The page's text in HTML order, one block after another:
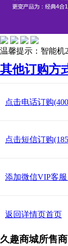
温馨提示：智能机
其他订购方
点击电话订购
点击短信订购
添加微信VIP客服
返回详情页首页
久趣商城所售